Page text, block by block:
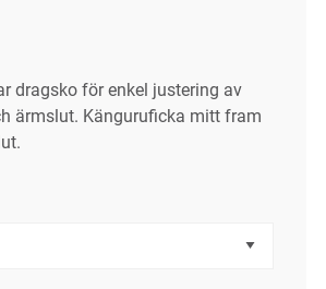
dragsko för enkel justering av
ärmslut. Känguruficka mitt fram